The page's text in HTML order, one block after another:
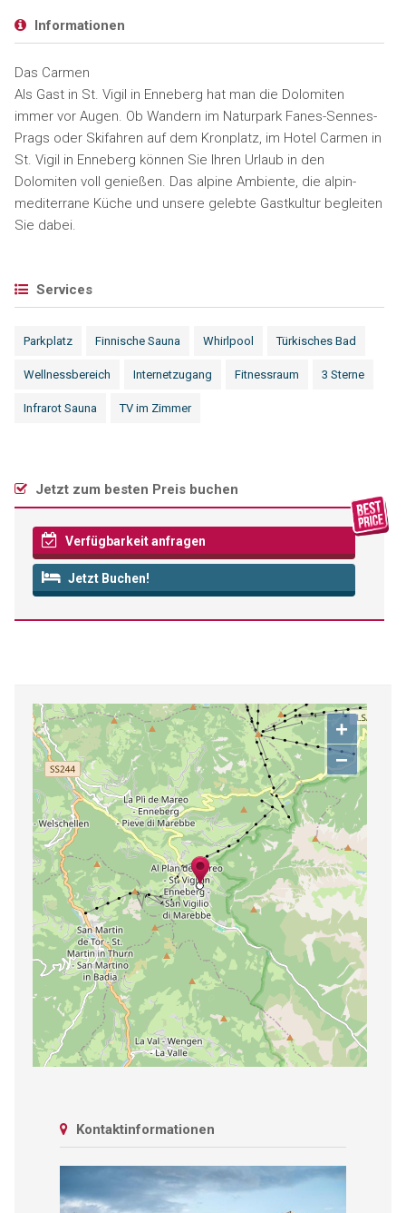
Informationen
Das Carmen
Als Gast in St. Vigil in Enneberg hat man die Dolomiten
immer vor Augen. Ob Wandern im Naturpark Fanes-Sennes-
Prags oder Skifahren auf dem Kronplatz, im Hotel Carmen in
St. Vigil in Enneberg können Sie Ihren Urlaub in den
Dolomiten voll genießen. Das alpine Ambiente, die alpin-
mediterrane Küche und unsere gelebte Gastkultur begleiten
Sie dabei.
Services
Parkplatz Finnische Sauna Whirlpool Türkisches Bad
Wellnessbereich Internetzugang Fitnessraum 3 Sterne
Infrarot Sauna TV im Zimmer
Jetzt zum besten Preis buchen
Verfügbarkeit anfragen
Jetzt Buchen!
+
−
Kontaktinformationen